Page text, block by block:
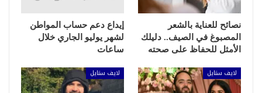
نصائح للعناية بالشعر
المصبوغ في الصيف.. دليلك
الأمثل للحفاظ على صحته
إيداع دعم حساب المواطن
لشهر يوليو الجاري خلال
ساعات
لايف ستايل لايف ستايل